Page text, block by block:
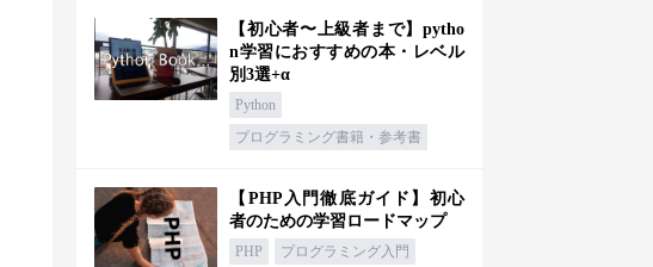
【初心者〜上級者まで】pytho
n学習におすすめの本・レベル
別3選+α
Python
プログラミング書籍・参考書
【PHP入門徹底ガイド】初心
者のための学習ロードマップ
PHP プログラミング入門